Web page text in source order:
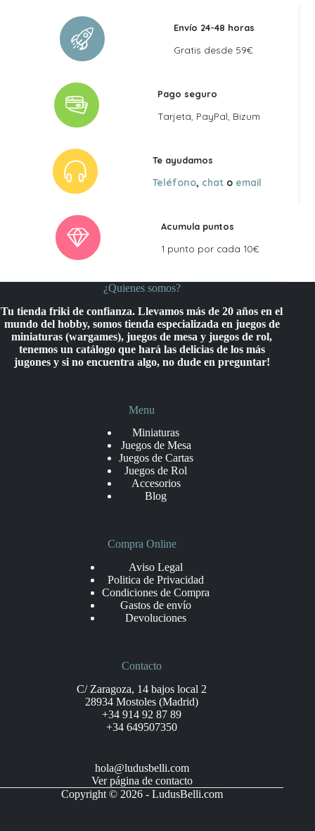
Envío 24-48 horas
Gratis desde 59€
Pago seguro
Tarjeta, PayPal, Bizum
Te ayudamos
Teléfono, chat o email
Acumula puntos
1 punto por cada 10€
¿Quienes somos?
Tu tienda friki de confianza. Llevamos más de 20 años en el
mundo del hobby, somos tienda especializada en juegos de
miniaturas (wargames), juegos de mesa y juegos de rol,
tenemos un catálogo que hará las delicias de los más
jugones y si no encuentra algo, no dude en preguntar!
Menu
Miniaturas
Juegos de Mesa
Juegos de Cartas
Juegos de Rol
Accesorios
Blog
Compra Online
Aviso Legal
Politica de Privacidad
Condiciones de Compra
Gastos de envío
Devoluciones
Contacto
C/ Zaragoza, 14 bajos local 2
28934 Mostoles (Madrid)
+34 914 92 87 89
+34 649507350
hola@ludusbelli.com
Ver página de contacto
Copyright © 2026 - LudusBelli.com